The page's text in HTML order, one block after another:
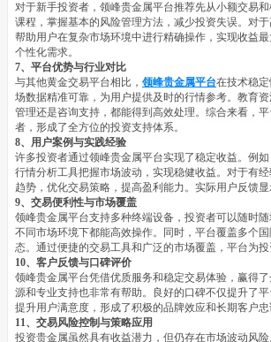
对于新手投资者，领峰贵金属平台推荐先从小额交易
课程，掌握基本的风险管理方法，减少投资失误。对
帮助用户在复杂市场环境中进行精确操作，实现收益
个性化需求。
7、平台优势与行业对比
与其他黄金交易平台相比， 领峰贵金属平台在技术稳
场数据精准可靠，为用户提供及时的行情参考。教育
管理还是咨询支持，都能得到高效处理。综合来看，
者，形成了全方位的投资支持体系。
8、用户案例与实践经验
许多投资者通过领峰贵金属平台实现了稳定收益。例
行情分析工具把握市场波动，实现稳健收益。对于有
趋势，优化交易策略，提高盈利能力。实际用户反馈
9、交易便利性与市场覆盖
领峰贵金属平台支持多种终端设备，投资者可以随时
不同市场环境下都能高效操作。同时，平台覆盖多个
态。通过便捷的交易工具和广泛的市场覆盖，平台为
10、客户反馈与口碑评价
领峰贵金属平台凭借优质服务和稳定交易体验，赢得
源和专业支持也非常有帮助。良好的口碑不仅提升了
提升用户满意度，形成了积极的品牌效应和长期客户忠
11、交易风险控制与策略应用
投资贵金属虽然具有收益潜力，但仍存在市场波动风